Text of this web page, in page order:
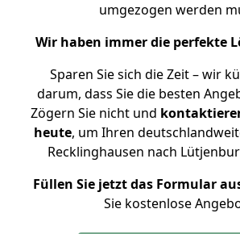
umgezogen werden
Wir haben immer die perfekte
Sparen Sie sich die Zeit – wir
darum, dass Sie die besten
Zögern Sie nicht und
heute, um Ihren
Recklinghausen nach
Füllen Sie jetzt das Formular
Sie kostenlose